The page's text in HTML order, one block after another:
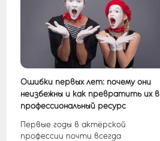
Ошибки первых лет: почему они
неизбежны и как превратить их в
профессиональный ресурс
Первые годы в актёрской
профессии почти всегда